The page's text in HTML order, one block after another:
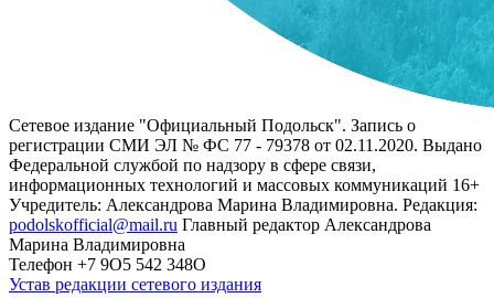
Сетевое издание "Официальный Подольск". Запись о
регистрации СМИ ЭЛ № ФС 77 - 79378 от 02.11.2020. Выдано
Федеральной службой по надзору в сфере связи,
информационных технологий и массовых коммуникаций 16+
Учредитель: Александрова Марина Владимировна. Редакция:
podolskofficial@mail.ru Главный редактор Александрова
Марина Владимировна
Телефон +7 9О5 542 348О
Устав редакции сетевого издания